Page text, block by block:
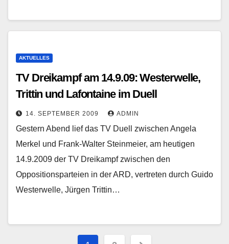
AKTUELLES
TV Dreikampf am 14.9.09: Westerwelle,
Trittin und Lafontaine im Duell
14. SEPTEMBER 2009 ADMIN
Gestern Abend lief das TV Duell zwischen Angela
Merkel und Frank-Walter Steinmeier, am heutigen
14.9.2009 der TV Dreikampf zwischen den
Oppositionsparteien in der ARD, vertreten durch Guido
Westerwelle, Jürgen Trittin…